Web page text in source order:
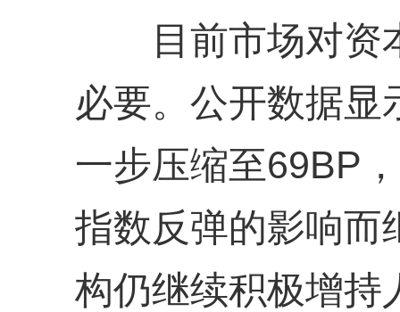
目前市场对资
必要。公开数据显
一步压缩至69BP
指数反弹的影响而
构仍继续积极增持